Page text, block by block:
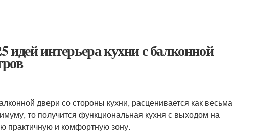
идей интерьера кухни с балконной
двери со стороны кухни, расценивается как весьма
то получится функциональная кухня с выходом на
практичную и комфортную зону.